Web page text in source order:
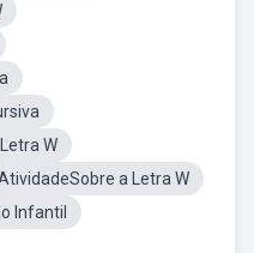
W
a Letra W
Infantil